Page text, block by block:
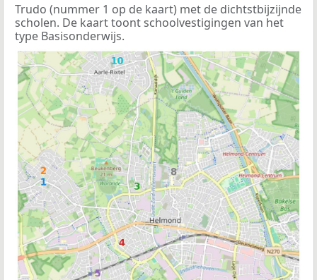
Trudo (nummer 1 op de kaart) met de dichtstbijzijnde
scholen. De kaart toont schoolvestigingen van het
type Basisonderwijs.